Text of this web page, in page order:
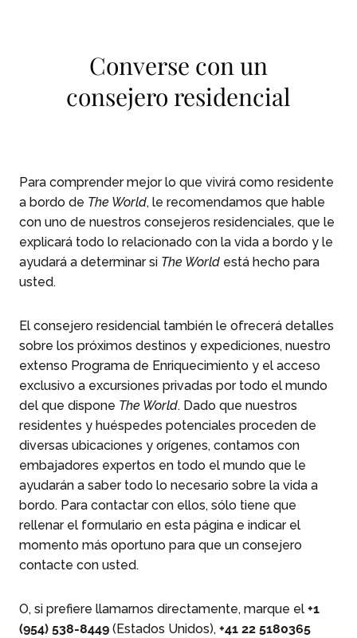
Converse con un
consejero residencial
Para comprender mejor lo que vivirá como residente
a bordo de The World, le recomendamos que hable
con uno de nuestros consejeros residenciales, que le
explicará todo lo relacionado con la vida a bordo y le
ayudará a determinar si The World está hecho para
usted.
El consejero residencial también le ofrecerá detalles
sobre los próximos destinos y expediciones, nuestro
extenso Programa de Enriquecimiento y el acceso
exclusivo a excursiones privadas por todo el mundo
del que dispone The World. Dado que nuestros
residentes y huéspedes potenciales proceden de
diversas ubicaciones y orígenes, contamos con
embajadores expertos en todo el mundo que le
ayudarán a saber todo lo necesario sobre la vida a
bordo. Para contactar con ellos, sólo tiene que
rellenar el formulario en esta página e indicar el
momento más oportuno para que un consejero
contacte con usted.
O, si prefiere llamarnos directamente, marque el +1
(954) 538-8449 (Estados Unidos), +41 22 5180365